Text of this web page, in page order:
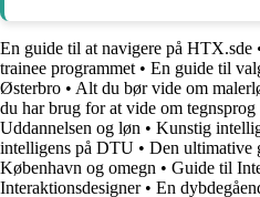
En guide til at navigere på HTX.sde
trainee programmet • En guide til
Østerbro • Alt du bør vide om
du har brug for at vide om tegnsprog
Uddannelsen og løn • Kunstig
intelligens på DTU • Den ultimative
København og omegn • Guide til
Interaktionsdesigner• En